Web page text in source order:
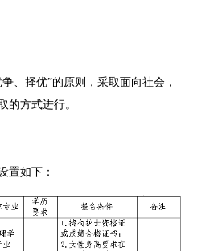
、择优”的原则，采取面向社会，
的方式进行。
置如下：